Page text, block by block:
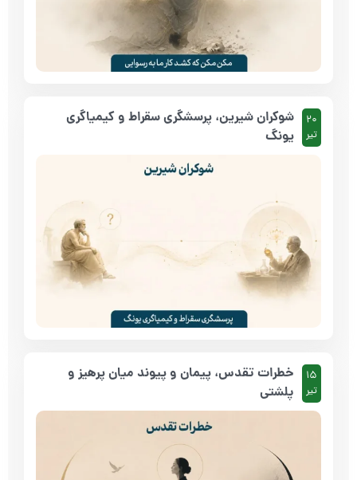
20
تیر
شوکران شیرین، پرسشگری سقراط و کیمیاگری
یونگ
15
تیر
خطرات تقدس، پیمان و پیوند میان پرهیز و
پلشتی